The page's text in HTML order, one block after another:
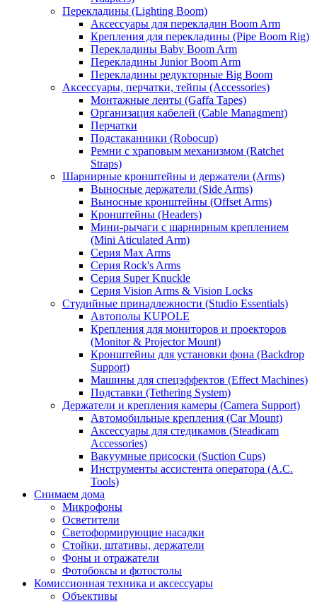
Перекладины (Lighting Boom)
Аксессуары для перекладин Boom Arm
Крепления для перекладины (Pipe Boom Rig)
Перекладины Baby Boom Arm
Перекладины Junior Boom Arm
Перекладины редукторные Big Boom
Аксессуары, перчатки, тейпы (Accessories)
Монтажные ленты (Gaffa Tapes)
Организация кабелей (Cable Managment)
Перчатки
Подстаканники (Robocup)
Ремни с храповым механизмом (Ratchet
Straps)
Шарнирные кронштейны и держатели (Arms)
Выносные держатели (Side Arms)
Выносные кронштейны (Offset Arms)
Кронштейны (Headers)
Мини-рычаги с шарнирным креплением
(Mini Aticulated Arm)
Серия Max Arms
Серия Rock's Arms
Серия Super Knuckle
Серия Vision Arms & Vision Locks
Студийные принадлежности (Studio Essentials)
Автополы KUPOLE
Крепления для мониторов и проекторов
(Monitor & Projector Mount)
Кронштейны для установки фона (Backdrop
Support)
Машины для спецэффектов (Effect Machines)
Подставки (Tethering System)
Держатели и крепления камеры (Camera Support)
Автомобильные крепления (Car Mount)
Аксессуары для стедикамов (Steadicam
Accessories)
Вакуумные присоски (Suction Cups)
Инструменты ассистента оператора (A.C.
Tools)
Снимаем дома
Микрофоны
Осветители
Светоформирующие насадки
Стойки, штативы, держатели
Фоны и отражатели
Фотобоксы и фотостолы
Комиссионная техника и аксессуары
Объективы